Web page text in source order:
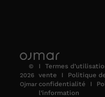
©
2026
Ojmar
I Termes
vente
I Politique
confidentialité
I
l’information